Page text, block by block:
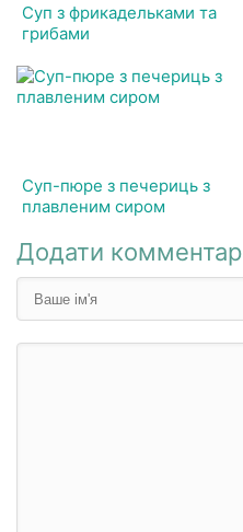
Суп з фрикадельками та
грибами
Суп-пюре з печериць з
плавленим сиром
Додати комментар